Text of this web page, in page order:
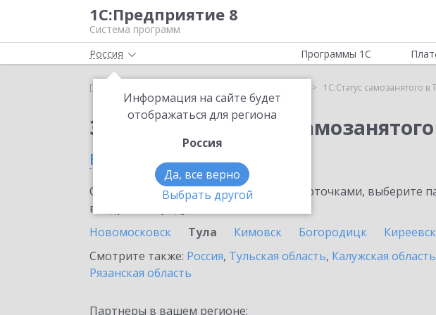
1С:Предприятие 8
Система программ
Россия
Информация на сайте будет
отображаться для региона
Россия
Да, все верно
Выбрать другой
Программы 1С
Главная 1С:Статус самозанятого в
Заказать 1С:Статус самозанятого
в Туле
Ознакомьтесь с информационными карточками, выберите
внедрение продукта.
Новомосковск
Тула Кимовск Богородицк
Киреевск
Смотрите также: Россия, Тульская область, Калужская область
Рязанская область
Партнеры в вашем регионе: